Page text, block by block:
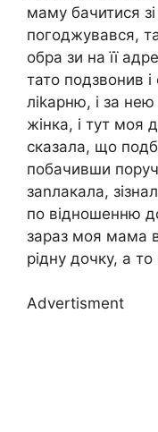
маму бачитися
погоджувався,
обра зи на її
тато подзвонив
ліkарню, і за
жінка, і тут моя
сказала, що
побачивши
заnлакала,
по відношенню
зараз моя мама
рідну дочку, а
Advertisment